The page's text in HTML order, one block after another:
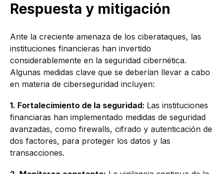
Respuesta y mitigación
Ante la creciente amenaza de los ciberataques, las
instituciones financieras han invertido
considerablemente en la seguridad cibernética.
Algunas medidas clave que se deberían llevar a cabo
en materia de ciberseguridad incluyen:
1. Fortalecimiento de la seguridad: Las instituciones
financiaras han implementado medidas de seguridad
avanzadas, como firewalls, cifrado y autenticación de
dos factores, para proteger los datos y las
transacciones.